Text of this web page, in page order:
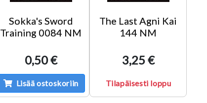
Sokka's Sword
Training 0084 NM
0,50 €
Lisää ostoskoriin
The Last Agni Kai
144 NM
3,25 €
Tilapäisesti loppu